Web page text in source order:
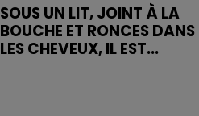
SOUS UN LIT, JOINT À LA
BOUCHE ET RONCES DANS
LES CHEVEUX, IL EST...